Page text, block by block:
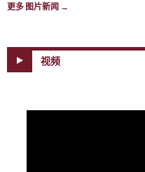
更多 图片新闻 →
视频